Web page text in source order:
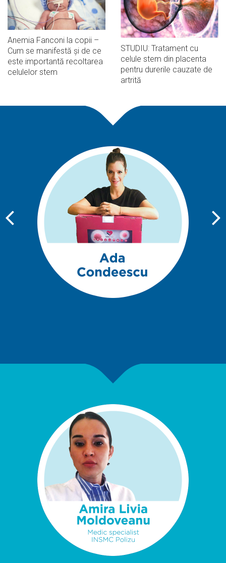
Anemia Fanconi la copii –
Cum se manifestă și de ce
este importantă recoltarea
celulelor stem
STUDIU: Tratament cu
celule stem din placenta
pentru durerile cauzate de
artrită